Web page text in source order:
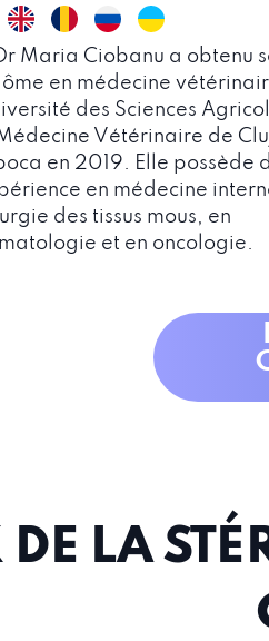
Maria Ciobanu a obtenu
en médecine
des Sciences
Vétérinaire de
en 2019. Elle possède
en médecine
des tissus mous, en
et en oncologie.
LA